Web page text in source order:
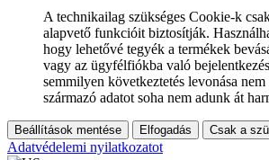
A technikailag szükséges Cookie-k
alapvető funkcióit biztosítják.
hogy lehetővé tegyék a termékek
vagy az ügyfélfiókba való
semmilyen következtetés levonása
származó adatot soha nem adunk át
Beállítások mentése Elfogadás Csak a
Adatvédelemi nyilatkozatot